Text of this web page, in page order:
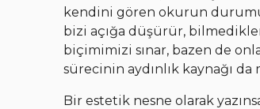
kendini gören okurun
bizi açığa düşürür,
biçimimizi sınar, bazen de
sürecinin aydınlık kaynağı
Bir estetik nesne olarak